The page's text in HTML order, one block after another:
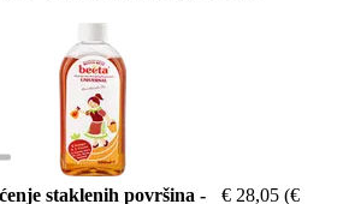
staklenih površina -
€ 28,05 (€